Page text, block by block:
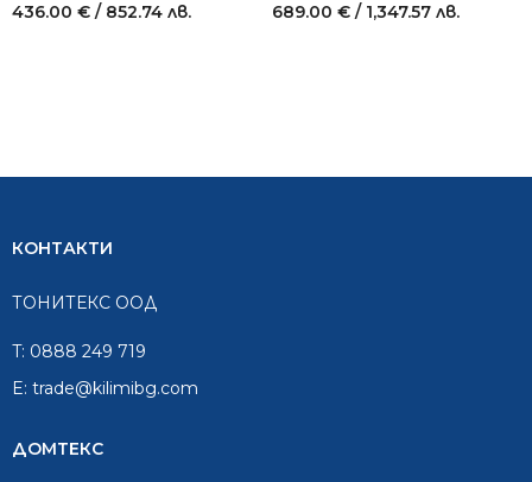
436.00 € / 852.74 лв. 689.00 € / 1,347.57 лв.
КОНТАКТИ
ТОНИТЕКС ООД
T: 0888 249 719
E: trade@kilimibg.com
ДОМТЕКС